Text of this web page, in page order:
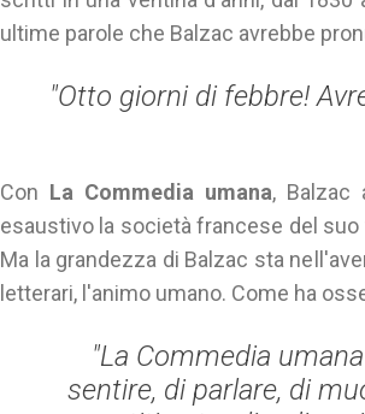
ultime parole che Balzac avrebbe
"Otto giorni di febbre!
Con La Commedia umana, Balzac
esaustivo la società francese del
Ma la grandezza di Balzac sta
letterari, l'animo umano. Come ha
"La Commedia umana
sentire, di parlare, di